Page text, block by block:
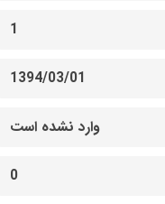
1
1394/03/01
وارد نشده است
0